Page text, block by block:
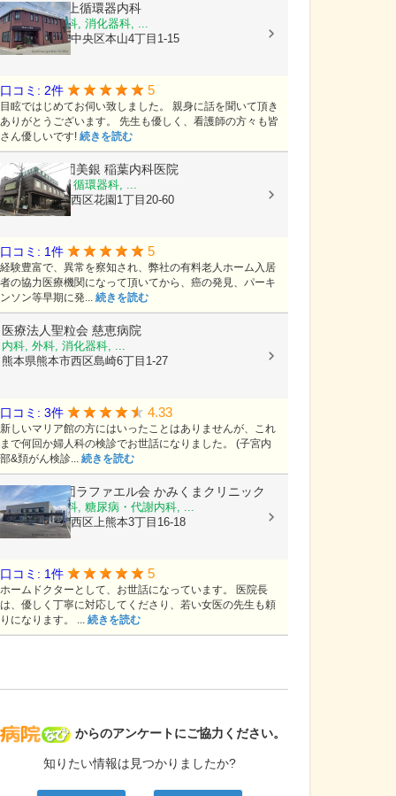
病院なび
からのアンケートにご協力ください。
知りたい情報は見つかりましたか?
医療法人村上循環器内科
内科, 呼吸器科, 消化器科, ...
熊本県熊本市中央区本山4丁目1-15
口コミ: 2件 5
目眩ではじめてお伺い致しました。 親身に話を聞いて頂き
ありがとうございます。 先生も優しく、看護師の方々も皆
さん優しいです! 続きを読む
医療法人社団美銀 稲葉内科医院
内科, 胃腸科, 循環器科, ...
熊本県熊本市西区花園1丁目20-60
口コミ: 1件 5
経験豊富で、異常を察知され、弊社の有料老人ホーム入居
者の協力医療機関になって頂いてから、癌の発見、パーキ
ンソン等早期に発... 続きを読む
医療法人聖粒会 慈恵病院
内科, 外科, 消化器科, ...
熊本県熊本市西区島崎6丁目1-27
口コミ: 3件 4.33
新しいマリア館の方にはいったことはありませんが、これ
まで何回か婦人科の検診でお世話になりました。 (子宮内
部&頚がん検診... 続きを読む
医療法人社団ラファエル会 かみくまクリニック
整形外科, 内科, 糖尿病・代謝内科, ...
熊本県熊本市西区上熊本3丁目16-18
口コミ: 1件 5
ホームドクターとして、お世話になっています。 医院長
は、優しく丁寧に対応してくださり、若い女医の先生も頼
りになります。 ... 続きを読む